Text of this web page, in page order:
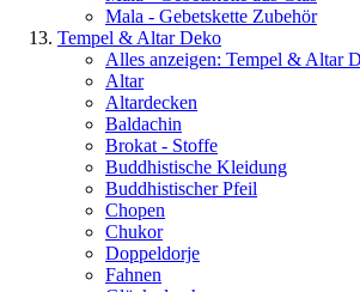
Mala - Gebetskette Zubehör
Tempel & Altar Deko
Alles anzeigen: Tempel & Altar
Altar
Altardecken
Baldachin
Brokat - Stoffe
Buddhistische Kleidung
Buddhistischer Pfeil
Chopen
Chukor
Doppeldorje
Fahnen